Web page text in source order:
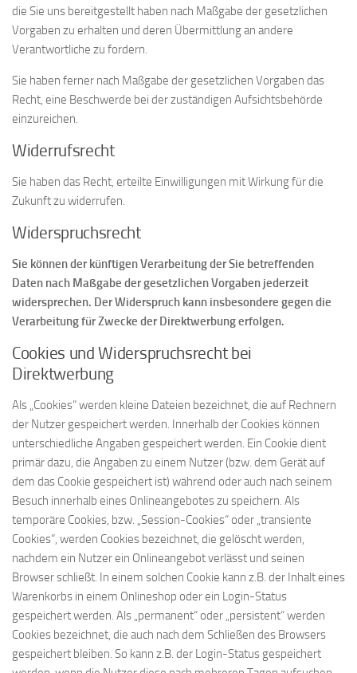
die Sie uns bereitgestellt haben nach Maßgabe der gesetzlichen
Vorgaben zu erhalten und deren Übermittlung an andere
Verantwortliche zu fordern.
Sie haben ferner nach Maßgabe der gesetzlichen Vorgaben das
Recht, eine Beschwerde bei der zuständigen Aufsichtsbehörde
einzureichen.
Widerrufsrecht
Sie haben das Recht, erteilte Einwilligungen mit Wirkung für die
Zukunft zu widerrufen.
Widerspruchsrecht
Sie können der künftigen Verarbeitung der Sie betreffenden
Daten nach Maßgabe der gesetzlichen Vorgaben jederzeit
widersprechen. Der Widerspruch kann insbesondere gegen die
Verarbeitung für Zwecke der Direktwerbung erfolgen.
Cookies und Widerspruchsrecht bei
Direktwerbung
Als „Cookies“ werden kleine Dateien bezeichnet, die auf Rechnern
der Nutzer gespeichert werden. Innerhalb der Cookies können
unterschiedliche Angaben gespeichert werden. Ein Cookie dient
primär dazu, die Angaben zu einem Nutzer (bzw. dem Gerät auf
dem das Cookie gespeichert ist) während oder auch nach seinem
Besuch innerhalb eines Onlineangebotes zu speichern. Als
temporäre Cookies, bzw. „Session-Cookies“ oder „transiente
Cookies“, werden Cookies bezeichnet, die gelöscht werden,
nachdem ein Nutzer ein Onlineangebot verlässt und seinen
Browser schließt. In einem solchen Cookie kann z.B. der Inhalt eines
Warenkorbs in einem Onlineshop oder ein Login-Status
gespeichert werden. Als „permanent“ oder „persistent“ werden
Cookies bezeichnet, die auch nach dem Schließen des Browsers
gespeichert bleiben. So kann z.B. der Login-Status gespeichert